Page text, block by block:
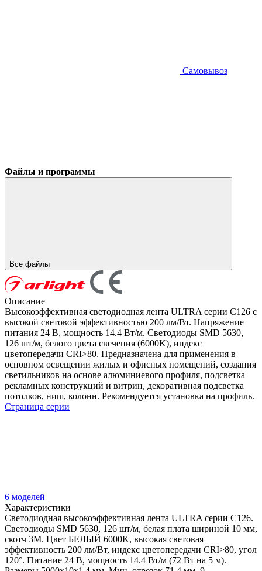
Самовывоз
Файлы и программы
Все файлы
Описание
Высокоэффективная светодиодная лента ULTRA серии C126 с
высокой световой эффективностью 200 лм/Вт. Напряжение
питания 24 В, мощность 14.4 Вт/м. Светодиоды SMD 5630,
126 шт/м, белого цвета свечения (6000K), индекс
цветопередачи CRI>80. Предназначена для применения в
основном освещении жилых и офисных помещений, создания
светильников на основе алюминиевого профиля, подсветка
рекламных конструкций и витрин, декоративная подсветка
потолков, ниш, колонн. Рекомендуется установка на профиль.
Страница серии
6 моделей
Характеристики
Светодиодная высокоэффективная лента ULTRA серии C126.
Светодиоды SMD 5630, 126 шт/м, белая плата шириной 10 мм,
скотч 3M. Цвет БЕЛЫЙ 6000K, высокая световая
эффективность 200 лм/Вт, индекс цветопередачи CRI>80, угол
120°. Питание 24 В, мощность 14.4 Вт/м (72 Вт на 5 м).